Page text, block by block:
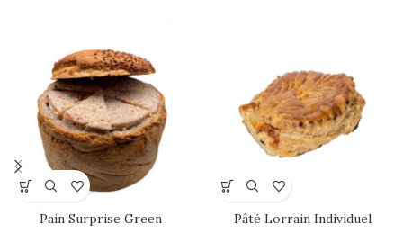
Pain Surprise Green Pâté Lorrain Individuel